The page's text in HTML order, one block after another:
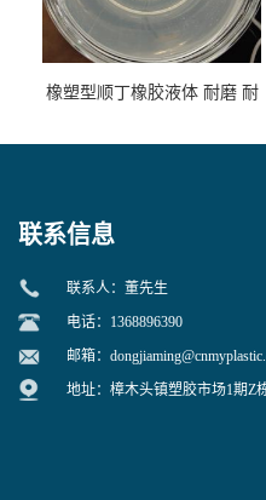
橡塑型顺丁橡胶液体 耐磨 耐
联系信息
联系人：董先生
电话：1368896390
邮箱：
地址：樟木头镇塑胶市场1期Z